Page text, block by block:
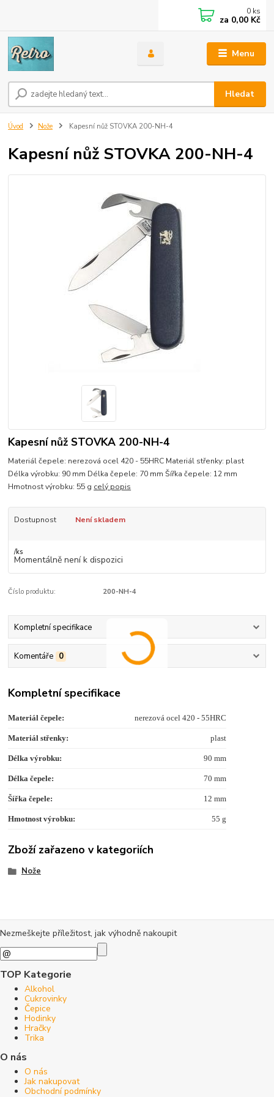
Menu
Hledat
0 ks
za 0,00 Kč
Úvod Nože Kapesní nůž STOVKA 200-NH-4
Kapesní nůž STOVKA 200-NH-4
Kapesní nůž STOVKA 200-NH-4
Materiál čepele: nerezová ocel 420 - 55HRC Materiál střenky: plast
Délka výrobku: 90 mm Délka čepele: 70 mm Šířka čepele: 12 mm
Hmotnost výrobku: 55 g celý popis
Dostupnost Není skladem
/ks
Momentálně není k dispozici
Číslo produktu: 200-NH-4
Kompletní specifikace
Komentáře 0
Kompletní specifikace
Materiál čepele: nerezová ocel 420 - 55HRC
Materiál střenky: plast
Délka výrobku: 90 mm
Délka čepele: 70 mm
Šířka čepele: 12 mm
Hmotnost výrobku: 55 g
Zboží zařazeno v kategoriích
Nože
Nezmeškejte příležitost, jak výhodně nakoupit
TOP Kategorie
Alkohol
Cukrovinky
Čepice
Hodinky
Hračky
Trika
O nás
O nás
Jak nakupovat
Obchodní podmínky